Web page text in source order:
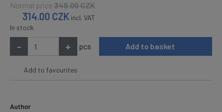
Normal price 349.00CZK
314.00 CZK incl. VAT
In stock
- + pcs Add to basket
Add to favourites
Author